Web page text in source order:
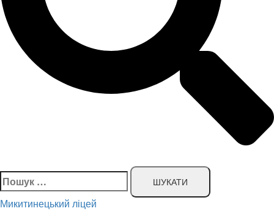
Пошук:
Микитинецький ліцей